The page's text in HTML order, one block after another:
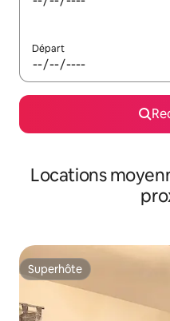
Départ
Locations
Superhôte
Superhôte